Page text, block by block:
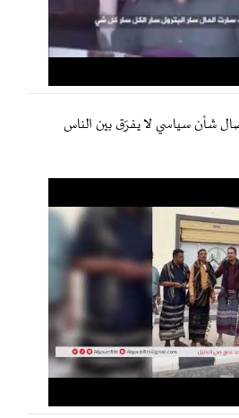
شأن سياسي لا يفرّق بين الناس